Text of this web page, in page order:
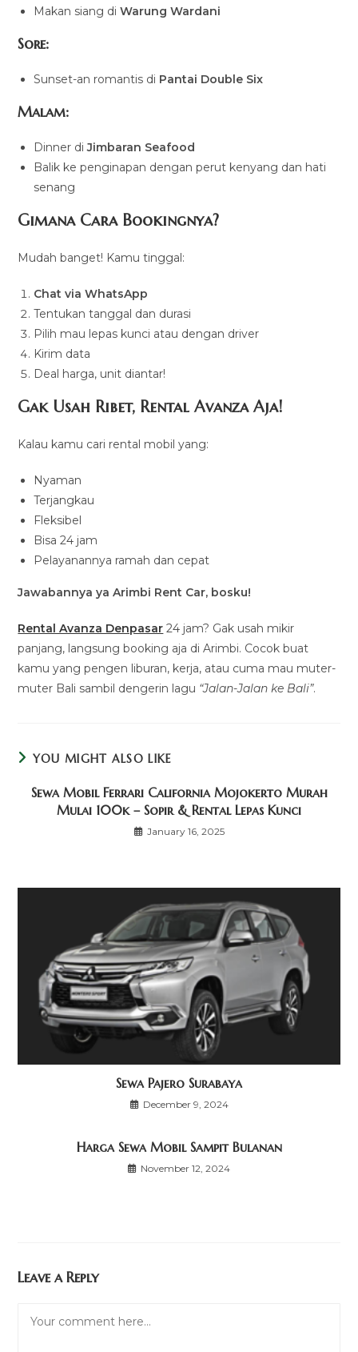
Makan siang diWarung Wardani
Sore:
Sunset-an romantis di Pantai Double Six
Malam:
Dinner diJimbaran Seafood
Balik ke penginapan dengan perut kenyang dan hati
senang
Gimana Cara Bookingnya?
Mudah banget! Kamu tinggal:
Chat via WhatsApp
Tentukan tanggal dan durasi
Pilih mau lepas kunci atau dengan driver
Kirim data
Deal harga, unit diantar!
Gak Usah Ribet, Rental Avanza Aja!
Kalau kamu cari rental mobil yang:
Nyaman
Terjangkau
Fleksibel
Bisa 24 jam
Pelayanannya ramah dan cepat
Jawabannya ya Arimbi Rent Car, bosku!
Rental Avanza Denpasar 24 jam? Gak usah mikir
panjang, langsung booking aja di Arimbi. Cocok buat
kamu yang pengen liburan, kerja, atau cuma mau muter-
muter Bali sambil dengerin lagu “Jalan-Jalan ke Bali”.
YOU MIGHT ALSO LIKE
Sewa Mobil Ferrari California Mojokerto Murah
Mulai 100k – Sopir & Rental Lepas Kunci
January 16, 2025
Sewa Pajero Surabaya
December 9, 2024
Harga Sewa Mobil Sampit Bulanan
November 12, 2024
Leave a Reply